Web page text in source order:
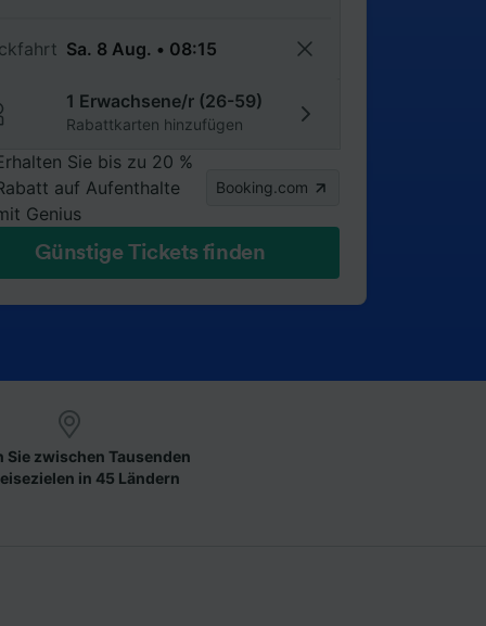
1 Erwachsene/r (26-59)
Rabattkarten hinzufügen
Sie bis zu 20 %
auf Aufenthalte
Genius
Booking.com
Günstige Tickets finden
Sie zwischen Tausenden
in 45 Ländern